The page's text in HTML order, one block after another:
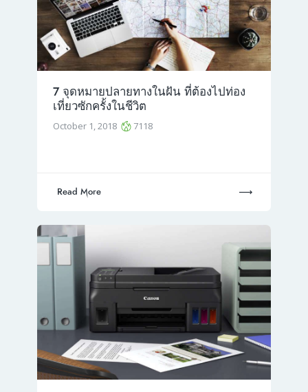
7 จุดหมายปลายทางในฝัน ที่ต้องไปท่อง
เที่ยวซักครั้งในชีวิต
October 1, 2018 7118
Read More